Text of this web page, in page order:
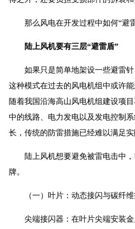
那么风电在开发过程中如何“避
陆上风机要有三层“避雷盾”
如果只是简单地架设一些避雷针
这种模式在过去的风电机组中或许
随着我国沿海高山风电机组建设项
中的线路、电力发电以及发电控制
长，传统的防雷措施已经难以满足实
陆上风机想要避免被雷电击中
牌。
（一）叶片：动态接闪与碳纤维
尖端接闪器：在叶片尖端安装